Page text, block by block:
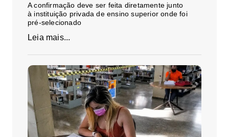
A confirmação deve ser feita diretamente junto
à instituição privada de ensino superior onde foi
pré-selecionado
Leia mais...